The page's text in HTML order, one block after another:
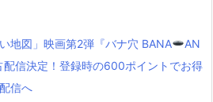
地図」映画第2弾『バナ穴 BANA
AN
信決定！登録時の600ポイントでお得
信へ